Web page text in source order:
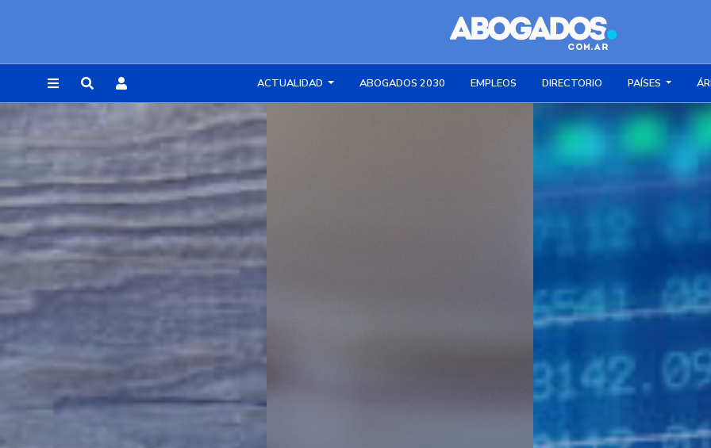
ACTUALIDAD ABOGADOS 2030 EMPLEOS DIRECTORIO PAÍSES
REGISTRARSE